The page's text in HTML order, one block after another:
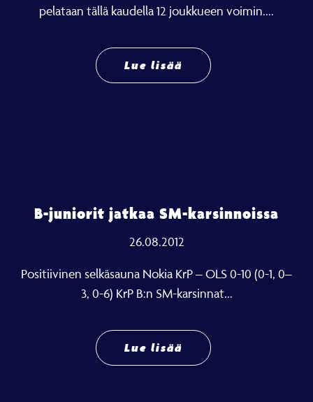
pelataan tällä kaudella 12 joukkueen voimin....
Lue lisää
B-juniorit jatkaa SM-karsinnoissa
26.08.2012
Positiivinen selkäsauna Nokia KrP – OLS 0-10 (0-1, 0–
3, 0-6) KrP B:n SM-karsinnat...
Lue lisää